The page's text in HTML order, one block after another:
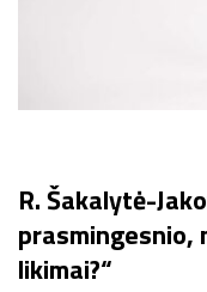
R. Šakalytė-
prasmingesnio,
likimai?“